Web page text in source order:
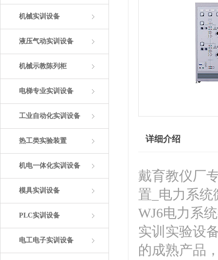
机械实训设备
液压气动实训设备
机械示教陈列柜
电梯专业实训设备
工业自动化实训设备
热工类实验装置
机电一体化实训设备
模具实训设备
PLC实训设备
电工电子实训设备
详细介绍
戴育教仪厂
置_电力系
WJ6电力系
实训实验设
的成熟产品